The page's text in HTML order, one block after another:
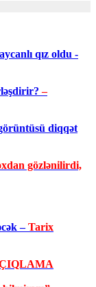
qız oldu -
–
diqqət
gözlənilirdi,
–Tarix